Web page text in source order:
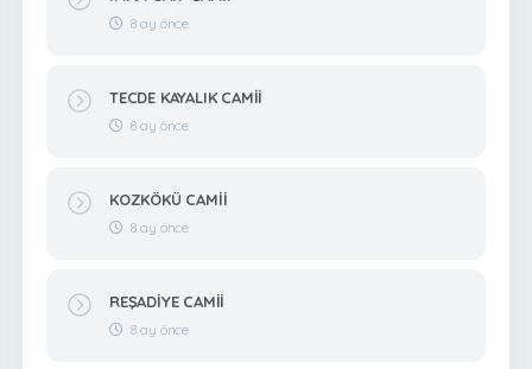
8 ay önce
TECDE KAYALIK CAMİİ
8 ay önce
KOZKÖKÜ CAMİİ
8 ay önce
REŞADİYE CAMİİ
8 ay önce